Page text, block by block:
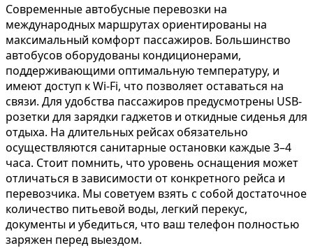
Современные автобусные перевозки на
международных маршрутах ориентированы на
максимальный комфорт пассажиров. Большинство
автобусов оборудованы кондиционерами,
поддерживающими оптимальную температуру, и
имеют доступ к Wi-Fi, что позволяет оставаться на
связи. Для удобства пассажиров предусмотрены USB-
розетки для зарядки гаджетов и откидные сиденья для
отдыха. На длительных рейсах обязательно
осуществляются санитарные остановки каждые 3–4
часа. Стоит помнить, что уровень оснащения может
отличаться в зависимости от конкретного рейса и
перевозчика. Мы советуем взять с собой достаточное
количество питьевой воды, легкий перекус,
документы и убедиться, что ваш телефон полностью
заряжен перед выездом.